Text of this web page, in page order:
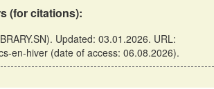
(for citations):
Updated: 03.01.2026. URL:
en-hiver (date of access: 06.08.2026).